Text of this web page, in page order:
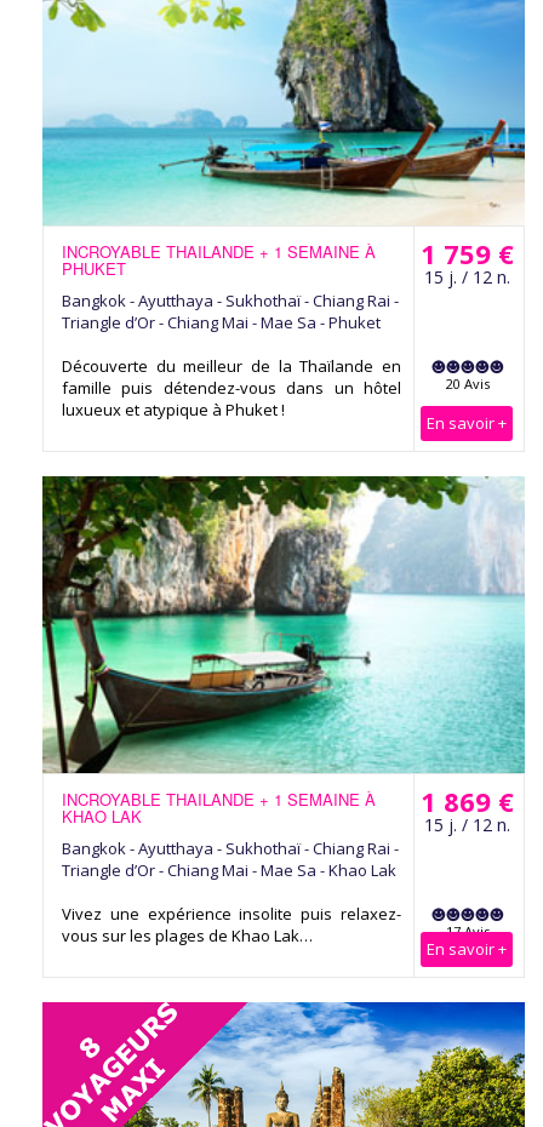
1 759 €
15 j. / 12 n.
20 Avis
En savoir +
INCROYABLE THAILANDE + 1 SEMAINE À
PHUKET
Bangkok - Ayutthaya - Sukhothaï - Chiang Rai -
Triangle d’Or - Chiang Mai - Mae Sa - Phuket
Découverte du meilleur de la Thaïlande en
famille puis détendez-vous dans un hôtel
luxueux et atypique à Phuket !
1 869 €
15 j. / 12 n.
17 Avis
En savoir +
INCROYABLE THAILANDE + 1 SEMAINE À
KHAO LAK
Bangkok - Ayutthaya - Sukhothaï - Chiang Rai -
Triangle d’Or - Chiang Mai - Mae Sa - Khao Lak
Vivez une expérience insolite puis relaxez-
vous sur les plages de Khao Lak…